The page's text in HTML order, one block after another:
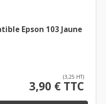
Cartouche d'encre compatible Epson 103 Jaune
(3,25 HT)
3,90 € TTC